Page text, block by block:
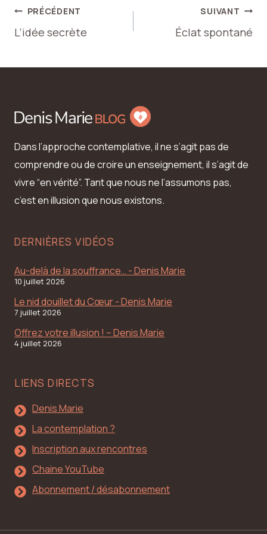
Navigation
de
l’article
PRÉCÉDENT
L’idée secrète
SUIVANT
Éclat spontané
Dans l’approche contemplative, il ne s’agit pas de
comprendre ou de croire un enseignement, il s’agit de
vivre “en vérité”. Tant que nous ne l’assumons pas,
c’est en illusion que nous existons.
DERNIÈRES VIDÉOS
Au-delà de la souffrance… - Denis Marie
10 juillet 2026
Le nid douillet du Cœur - Denis Marie
7 juillet 2026
Offrez votre illusion ! – Denis Marie
4 juillet 2026
LIENS DIRECTS
Denis Marie
La contemplation ?
Inscription aux rencontres
Chaine YouTube
Abonnement / désabonnement